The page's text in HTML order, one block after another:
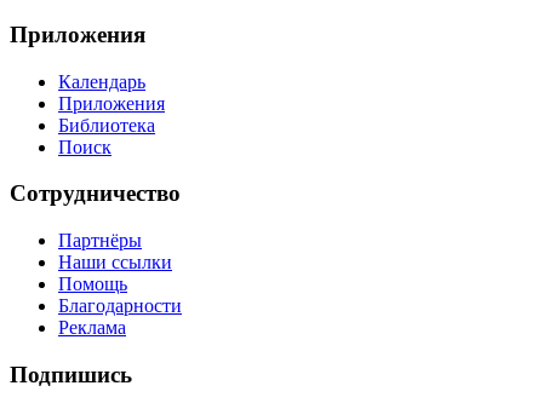
Приложения
Календарь
Приложения
Библиотека
Поиск
Сотрудничество
Партнёры
Наши ссылки
Помощь
Благодарности
Реклама
Подпишись